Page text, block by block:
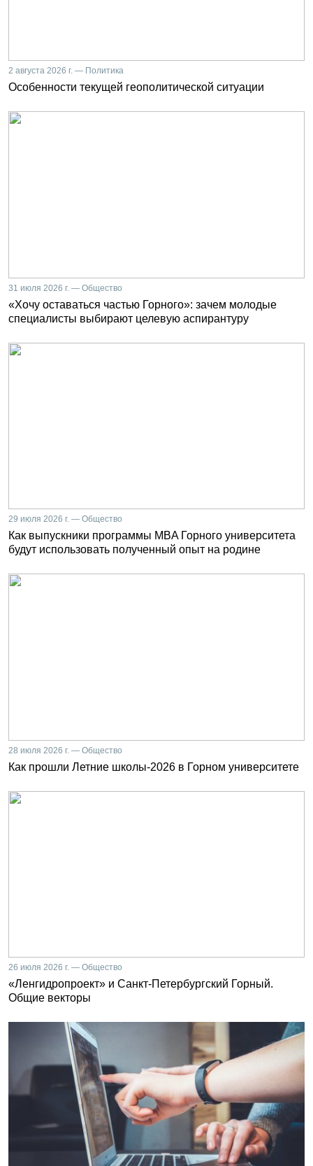
2 августа 2026 г. — Политика
Особенности текущей геополитической ситуации
31 июля 2026 г. — Общество
«Хочу оставаться частью Горного»: зачем молодые
специалисты выбирают целевую аспирантуру
29 июля 2026 г. — Общество
Как выпускники программы MBA Горного университета
будут использовать полученный опыт на родине
28 июля 2026 г. — Общество
Как прошли Летние школы-2026 в Горном университете
26 июля 2026 г. — Общество
«Ленгидропроект» и Санкт-Петербургский Горный.
Общие векторы